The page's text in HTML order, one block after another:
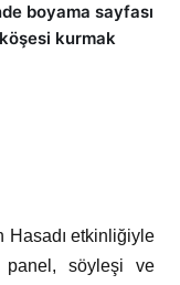
boyama sayfası
kurmak
Hasadı etkinliğiyle
panel, söyleşi ve